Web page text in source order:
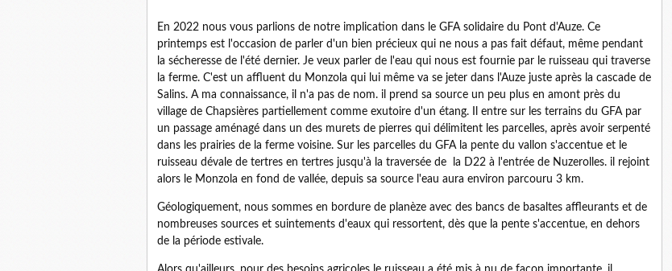
En 2022 nous vous parlions de notre implication dans le GFA solidaire du Pont d'Auze. Ce
printemps est l'occasion de parler d'un bien précieux qui ne nous a pas fait défaut, même pendant
la sécheresse de l'été dernier. Je veux parler de l'eau qui nous est fournie par le ruisseau qui traverse
la ferme. C'est un affluent du Monzola qui lui même va se jeter dans l'Auze juste après la cascade de
Salins. A ma connaissance, il n'a pas de nom. il prend sa source un peu plus en amont près du
village de Chapsières partiellement comme exutoire d'un étang. Il entre sur les terrains du GFA par
un passage aménagé dans un des murets de pierres qui délimitent les parcelles, après avoir serpenté
dans les prairies de la ferme voisine. Sur les parcelles du GFA la pente du vallon s'accentue et le
ruisseau dévale de tertres en tertres jusqu'à la traversée de la D22 à l'entrée de Nuzerolles. il rejoint
alors le Monzola en fond de vallée, depuis sa source l'eau aura environ parcouru 3 km.
Géologiquement, nous sommes en bordure de planèze avec des bancs de basaltes affleurants et de
nombreuses sources et suintements d'eaux qui ressortent, dès que la pente s'accentue, en dehors
de la période estivale.